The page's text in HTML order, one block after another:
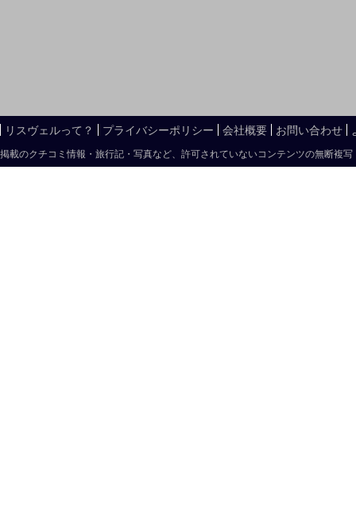
リスヴェルって？ プライバシーポリシー 会社概要 お問い合わせ
掲載のクチコミ情報・旅行記・写真など、許可されていないコンテンツの無断複